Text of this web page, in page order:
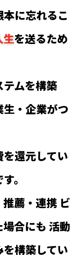
に忘れるこ
生を送るため
ムを構築
生・企業がつ
還元してい
。
薦・連携 ビ
合にも 活動
構築してい